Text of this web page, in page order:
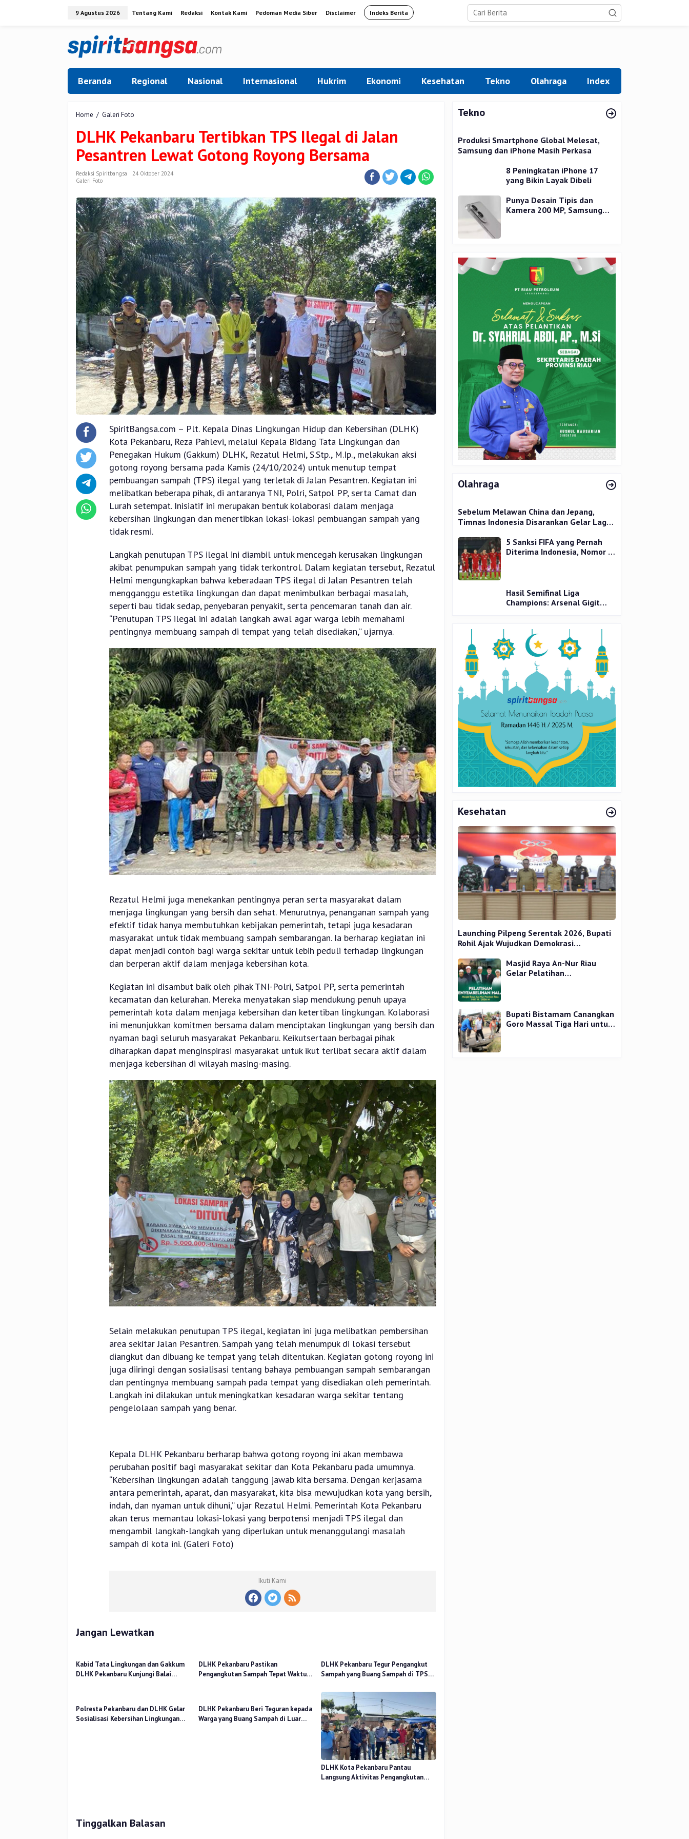
9 Agustus 2026 Tentang Kami Redaksi Kontak Kami Pedoman Media Siber Disclaimer Indeks Berita
Beranda Regional Nasional Internasional Hukrim Ekonomi Kesehatan Tekno Olahraga Index
Home / Galeri Foto
Tertibkan
TPS
Ilegal
di
Jalan
Gotong
Royong
Bersama
DLHK Pekanbaru Tertibkan TPS Ilegal di Jalan
Pesantren Lewat Gotong Royong Bersama
Redaksi Spiritbangsa
24 Oktober 2024
Galeri Foto
SpiritBangsa.com – Plt. Kepala Dinas Lingkungan Hidup dan Kebersihan (DLHK)
Kota Pekanbaru, Reza Pahlevi, melalui Kepala Bidang Tata Lingkungan dan
Penegakan Hukum (Gakkum) DLHK, Rezatul Helmi, S.Stp., M.Ip., melakukan aksi
gotong royong bersama pada Kamis (24/10/2024) untuk menutup tempat
pembuangan sampah (TPS) ilegal yang terletak di Jalan Pesantren. Kegiatan ini
melibatkan beberapa pihak, di antaranya TNI, Polri, Satpol PP, serta Camat dan
Lurah setempat. Inisiatif ini merupakan bentuk kolaborasi dalam menjaga
kebersihan lingkungan dan menertibkan lokasi-lokasi pembuangan sampah yang
tidak resmi.
Langkah penutupan TPS ilegal ini diambil untuk mencegah kerusakan lingkungan
akibat penumpukan sampah yang tidak terkontrol. Dalam kegiatan tersebut, Rezatul
Helmi mengungkapkan bahwa keberadaan TPS ilegal di Jalan Pesantren telah
mengganggu estetika lingkungan dan dapat menimbulkan berbagai masalah,
seperti bau tidak sedap, penyebaran penyakit, serta pencemaran tanah dan air.
“Penutupan TPS ilegal ini adalah langkah awal agar warga lebih memahami
pentingnya membuang sampah di tempat yang telah disediakan,” ujarnya.
Rezatul Helmi juga menekankan pentingnya peran serta masyarakat dalam
menjaga lingkungan yang bersih dan sehat. Menurutnya, penanganan sampah yang
efektif tidak hanya membutuhkan kebijakan pemerintah, tetapi juga kesadaran
masyarakat untuk tidak membuang sampah sembarangan. Ia berharap kegiatan ini
dapat menjadi contoh bagi warga sekitar untuk lebih peduli terhadap lingkungan
dan berperan aktif dalam menjaga kebersihan kota.
Kegiatan ini disambut baik oleh pihak TNI-Polri, Satpol PP, serta pemerintah
kecamatan dan kelurahan. Mereka menyatakan siap mendukung penuh upaya
pemerintah kota dalam menjaga kebersihan dan ketertiban lingkungan. Kolaborasi
ini menunjukkan komitmen bersama dalam menciptakan lingkungan yang bersih dan
nyaman bagi seluruh masyarakat Pekanbaru. Keikutsertaan berbagai pihak
diharapkan dapat menginspirasi masyarakat untuk ikut terlibat secara aktif dalam
menjaga kebersihan di wilayah masing-masing.
Selain melakukan penutupan TPS ilegal, kegiatan ini juga melibatkan pembersihan
area sekitar Jalan Pesantren. Sampah yang telah menumpuk di lokasi tersebut
diangkut dan dibuang ke tempat yang telah ditentukan. Kegiatan gotong royong ini
juga diiringi dengan sosialisasi tentang bahaya pembuangan sampah sembarangan
dan pentingnya membuang sampah pada tempat yang disediakan oleh pemerintah.
Langkah ini dilakukan untuk meningkatkan kesadaran warga sekitar tentang
pengelolaan sampah yang benar.
Kepala DLHK Pekanbaru berharap bahwa gotong royong ini akan membawa
perubahan positif bagi masyarakat sekitar dan Kota Pekanbaru pada umumnya.
“Kebersihan lingkungan adalah tanggung jawab kita bersama. Dengan kerjasama
antara pemerintah, aparat, dan masyarakat, kita bisa mewujudkan kota yang bersih,
indah, dan nyaman untuk dihuni,” ujar Rezatul Helmi. Pemerintah Kota Pekanbaru
akan terus memantau lokasi-lokasi yang berpotensi menjadi TPS ilegal dan
mengambil langkah-langkah yang diperlukan untuk menanggulangi masalah
sampah di kota ini. (Galeri Foto)
Ikuti Kami
Jangan Lewatkan
Kabid Tata Lingkungan dan Gakkum
DLHK Pekanbaru Kunjungi Balai
DLHK Pekanbaru Pastikan
Pengangkutan Sampah Tepat Waktu
DLHK Pekanbaru Tegur Pengangkut
Sampah yang Buang Sampah di TPS
Polresta Pekanbaru dan DLHK Gelar
Sosialisasi Kebersihan Lingkungan
DLHK Pekanbaru Beri Teguran kepada
Warga yang Buang Sampah di Luar
DLHK Kota Pekanbaru Pantau
Langsung Aktivitas Pengangkutan
Tinggalkan Balasan
Tekno
Produksi Smartphone Global Melesat,
Samsung dan iPhone Masih Perkasa
8 Peningkatan iPhone 17
yang Bikin Layak Dibeli
Punya Desain Tipis dan
Kamera 200 MP, Samsung
Olahraga
Sebelum Melawan China dan Jepang,
Timnas Indonesia Disarankan Gelar Laga
5 Sanksi FIFA yang Pernah
Diterima Indonesia, Nomor 1
Hasil Semifinal Liga
Champions: Arsenal Gigit
Kesehatan
Launching Pilpeng Serentak 2026, Bupati
Rohil Ajak Wujudkan Demokrasi
Masjid Raya An-Nur Riau
Gelar Pelatihan
Bupati Bistamam Canangkan
Goro Massal Tiga Hari untuk